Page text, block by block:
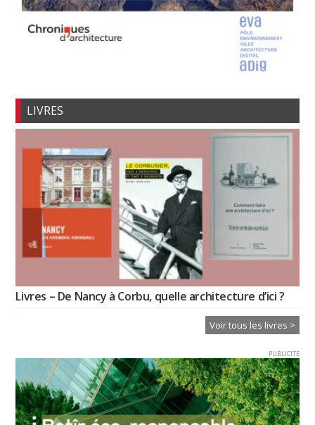
LIVRES
Livres – De Nancy à Corbu, quelle architecture d’ici ?
Voir tous les livres >
PUBLICITE